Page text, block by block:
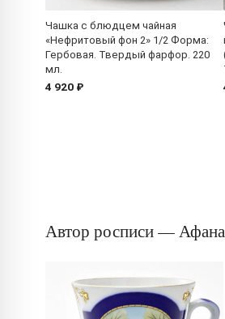
Чашка с блюдцем чайная
«Нефритовый фон 2» 1/2 Форма:
Гербовая. Твердый фарфор. 220
мл.
4 920 ₽
Автор росписи —